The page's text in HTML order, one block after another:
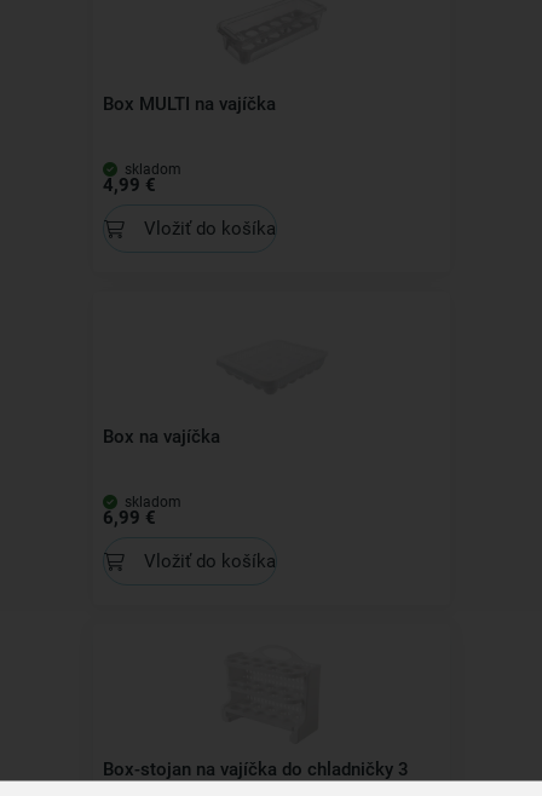
Box MULTI na vajíčka
skladom
4,99 €
Vložiť do košíka
Box na vajíčka
skladom
6,99 €
Vložiť do košíka
Box-stojan na vajíčka do chladničky 3